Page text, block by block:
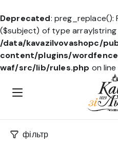
Deprecated: preg_replace():
($subject) of type
/data/kavazilvovashopc/
content/plugins/
waf/src/lib/rules.php on line
фільтр